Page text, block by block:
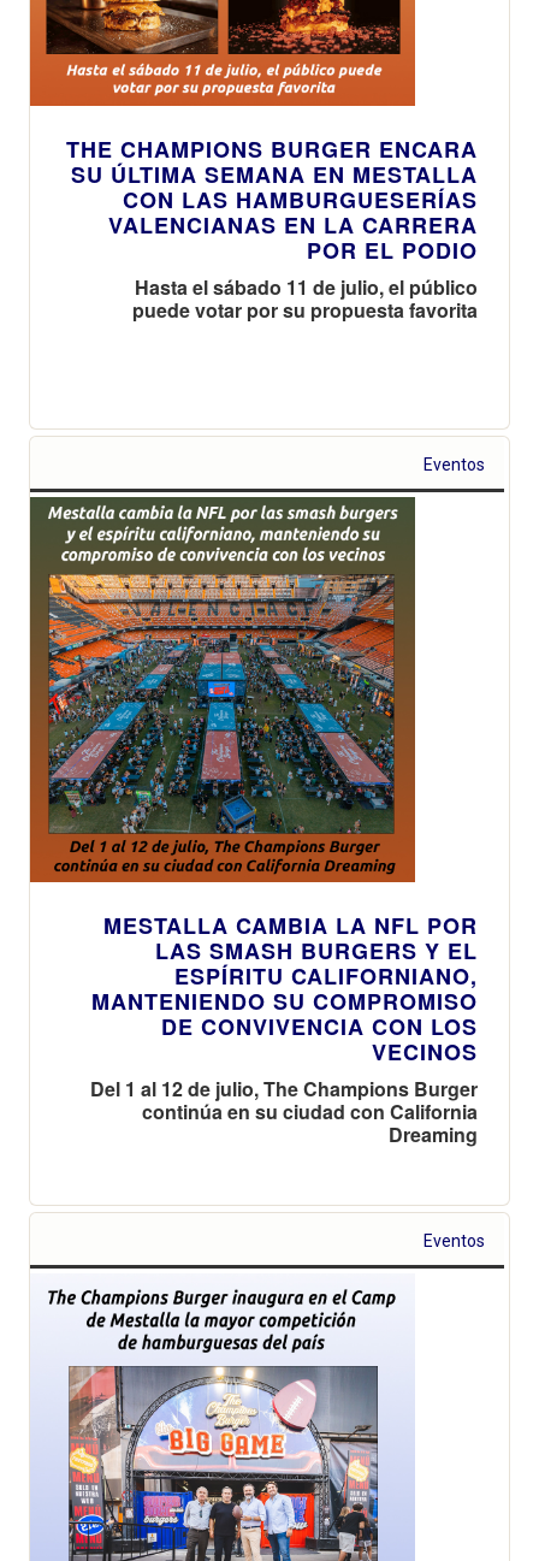
THE CHAMPIONS BURGER ENCARA
SU ÚLTIMA SEMANA EN MESTALLA
CON LAS HAMBURGUESERÍAS
VALENCIANAS EN LA CARRERA
POR EL PODIO
Hasta el sábado 11 de julio, el público
puede votar por su propuesta favorita
Eventos
MESTALLA CAMBIA LA NFL POR
LAS SMASH BURGERS Y EL
ESPÍRITU CALIFORNIANO,
MANTENIENDO SU COMPROMISO
DE CONVIVENCIA CON LOS
VECINOS
Del 1 al 12 de julio, The Champions Burger
continúa en su ciudad con California
Dreaming
Eventos